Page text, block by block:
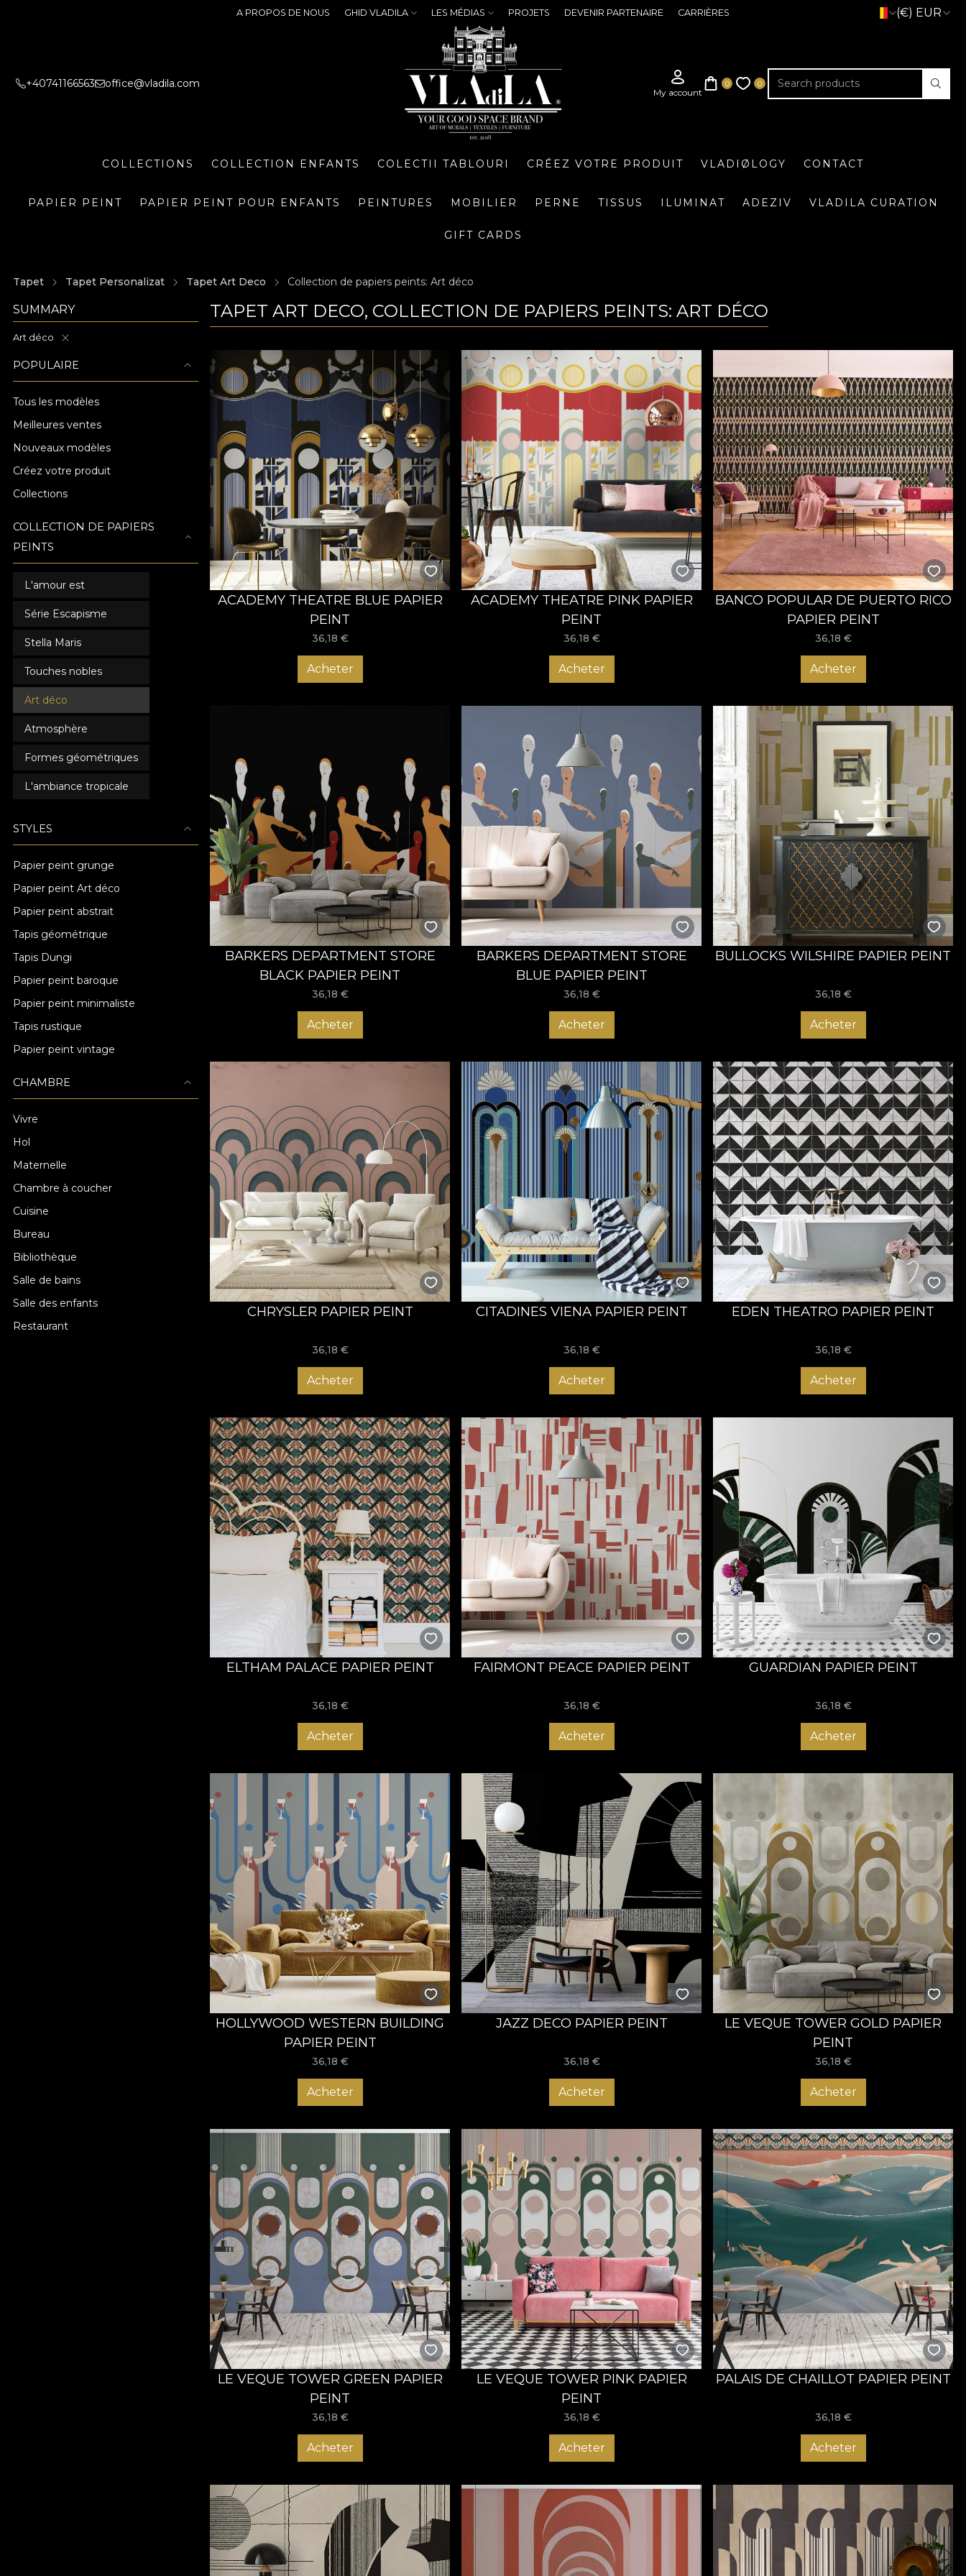
A PROPOS DE NOUS GHID VLADILA LES MÉDIAS PROJETS DEVENIR PARTENAIRE CARRIÈRES (€) EUR
+40741166563 office@vladila.com
COLLECTIONS COLLECTION ENFANTS COLECTII TABLOURI CRÉEZ VOTRE PRODUIT VLADIØLOGY CONTACT
PAPIER PEINT PAPIER PEINT POUR ENFANTS PEINTURES MOBILIER PERNE TISSUS ILUMINAT ADEZIV VLADILA CURATION
GIFT CARDS
Tapet Tapet Personalizat Tapet Art Deco Collection de papiers peints: Art déco
SUMMARY
Art déco
POPULAIRE
Tous les modèles
Meilleures ventes
Nouveaux modèles
Créez votre produit
Collections
COLLECTION DE PAPIERS
PEINTS
L'amour est
Série Escapisme
Stella Maris
Touches nobles
Art déco
Atmosphère
Formes géométriques
L'ambiance tropicale
STYLES
Papier peint grunge
Papier peint Art déco
Papier peint abstrait
Tapis géométrique
Tapis Dungi
Papier peint baroque
Papier peint minimaliste
Tapis rustique
Papier peint vintage
CHAMBRE
Vivre
Hol
Maternelle
Chambre à coucher
Cuisine
Bureau
Bibliothèque
Salle de bains
Salle des enfants
Restaurant
TAPET ART DECO, COLLECTION DE PAPIERS PEINTS: ART DÉCO
ACADEMY THEATRE BLUE PAPIER
PEINT
36,18 €
Acheter
ACADEMY THEATRE PINK PAPIER
PEINT
36,18 €
Acheter
BANCO POPULAR DE PUERTO RICO
PAPIER PEINT
36,18 €
Acheter
BARKERS DEPARTMENT STORE
BLACK PAPIER PEINT
36,18 €
Acheter
BARKERS DEPARTMENT STORE
BLUE PAPIER PEINT
36,18 €
Acheter
BULLOCKS WILSHIRE PAPIER PEINT
36,18 €
Acheter
CHRYSLER PAPIER PEINT
36,18 €
Acheter
CITADINES VIENA PAPIER PEINT
36,18 €
Acheter
EDEN THEATRO PAPIER PEINT
36,18 €
Acheter
ELTHAM PALACE PAPIER PEINT
36,18 €
Acheter
FAIRMONT PEACE PAPIER PEINT
36,18 €
Acheter
GUARDIAN PAPIER PEINT
36,18 €
Acheter
HOLLYWOOD WESTERN BUILDING
PAPIER PEINT
36,18 €
Acheter
JAZZ DECO PAPIER PEINT
36,18 €
Acheter
LE VEQUE TOWER GOLD PAPIER
PEINT
36,18 €
Acheter
LE VEQUE TOWER GREEN PAPIER
PEINT
36,18 €
Acheter
LE VEQUE TOWER PINK PAPIER
PEINT
36,18 €
Acheter
PALAIS DE CHAILLOT PAPIER PEINT
36,18 €
Acheter